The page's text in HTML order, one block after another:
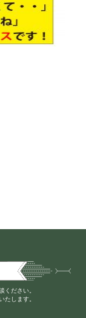
ください。
たします。